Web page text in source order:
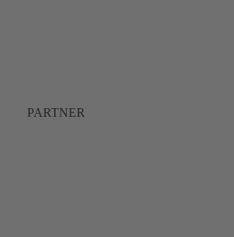
PARTNER